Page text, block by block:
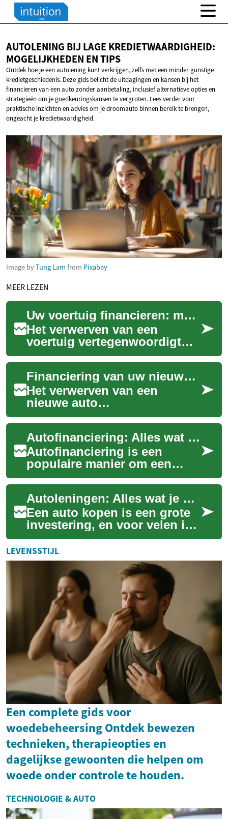
AUTOLENING BIJ LAGE KREDIETWAARDIGHEID:
MOGELIJKHEDEN EN TIPS
Ontdek hoe je een autolening kunt verkrijgen, zelfs met een minder gunstige
kredietgeschiedenis. Deze gids belicht de uitdagingen en kansen bij het
financieren van een auto zonder aanbetaling, inclusief alternatieve opties en
strategieën om je goedkeuringskansen te vergroten. Lees verder voor
praktische inzichten en advies om je droomauto binnen bereik te brengen,
ongeacht je kredietwaardigheid.
Image byTung Lam from Pixabay
MEER LEZEN
Uw voertuig financieren: methoden en mogelijkheden
Het verwerven van een
voertuig vertegenwoordigt
voor velen een aanzienlijke
investering, of het nu gaat om
een nieuwe...
Financiering van uw nieuwe auto: inzicht in de mogelijkheden
Het verwerven van een
nieuwe auto
vertegenwoordigt vaak een
aanzienlijke investering. Voor
velen is directe aankoop m...Autofinanciering: Alles wat u moet weten over autoleningen
Autofinanciering is een
populaire manier om een
nieuwe of tweedehands auto
aan te schaffen zonder het
volledige bedra...
Autoleningen: Alles wat je moet weten
Een auto kopen is een grote
investering, en voor velen is
een autolening de sleutel tot
het realiseren van deze
droom...
LEVENSSTIJL
Een complete gids voor
woedebeheersing Ontdek bewezen
technieken, therapieopties en
dagelijkse gewoonten die helpen om
woede onder controle te houden.
TECHNOLOGIE & AUTO